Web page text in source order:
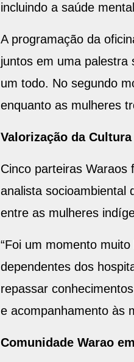
incluindo a saúde
A programação da
juntos em uma palestra
um todo. No segundo
enquanto as mulheres
Valorização da
Cinco parteiras Waraos
analista socioambiental
entre as mulheres
“Foi um momento
dependentes dos
repassar
e acompanhamento às
Comunidade Warao